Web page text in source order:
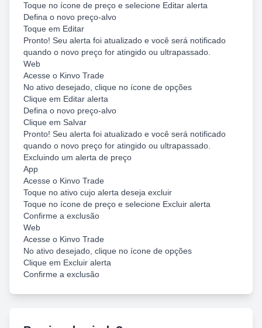
Toque no ícone de preço e selecione Editar alerta
Defina o novo preço-alvo
Toque em Editar
Pronto! Seu alerta foi atualizado e você será notificado
quando o novo preço for atingido ou ultrapassado.
Web
Acesse o Kinvo Trade
No ativo desejado, clique no ícone de opções
Clique em Editar alerta
Defina o novo preço-alvo
Clique em Salvar
Pronto! Seu alerta foi atualizado e você será notificado
quando o novo preço for atingido ou ultrapassado.
Excluindo um alerta de preço
App
Acesse o Kinvo Trade
Toque no ativo cujo alerta deseja excluir
Toque no ícone de preço e selecione Excluir alerta
Confirme a exclusão
Web
Acesse o Kinvo Trade
No ativo desejado, clique no ícone de opções
Clique em Excluir alerta
Confirme a exclusão